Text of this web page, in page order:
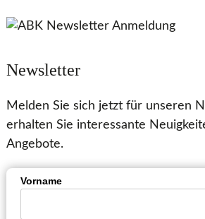
Newsletter
Melden Sie sich jetzt für unseren
erhalten Sie interessante
Angebote.
Vorname